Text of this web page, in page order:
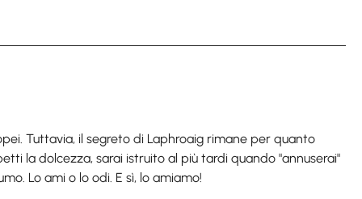
Tuttavia, il segreto di Laphroaig rimane per quanto
la dolcezza, sarai istruito al più tardi quando "annuserai"
Lo ami o lo odi. E sì, lo amiamo!